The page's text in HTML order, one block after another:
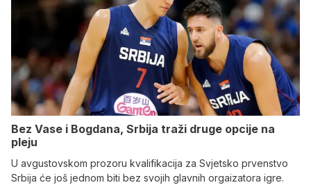
Bez Vase i Bogdana, Srbija traži druge opcije na
pleju
U avgustovskom prozoru kvalifikacija za Svjetsko prvenstvo
Srbija će još jednom biti bez svojih glavnih orgaizatora igre.